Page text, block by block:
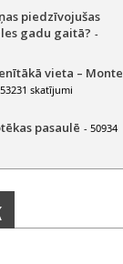
piedzīvojušas
gadu gaitā? -
vieta – Monte
skatījumi
pasaulē - 50934